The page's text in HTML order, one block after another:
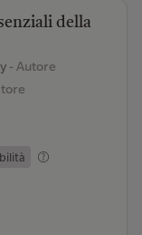
della
- Autore